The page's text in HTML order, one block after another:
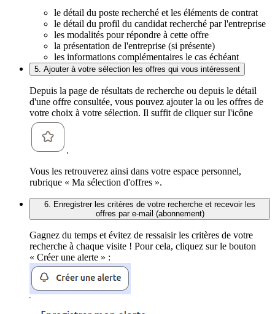
le détail du poste recherché et les éléments de contrat
le détail du profil du candidat recherché par l'entreprise
les modalités pour répondre à cette offre
la présentation de l'entreprise (si présente)
les informations complémentaires le cas échéant
5. Ajouter à votre sélection les offres qui vous intéressent
Depuis la page de résultats de recherche ou depuis le détail
d'une offre consultée, vous pouvez ajouter la ou les offres de
votre choix à votre sélection. Il suffit de cliquer sur l'icône
.
Vous les retrouverez ainsi dans votre espace personnel,
rubrique « Ma sélection d'offres ».
6. Enregistrer les critères de votre recherche et recevoir les
offres par e-mail (abonnement)
Gagnez du temps et évitez de ressaisir les critères de votre
recherche à chaque visite ! Pour cela, cliquez sur le bouton
« Créer une alerte » :